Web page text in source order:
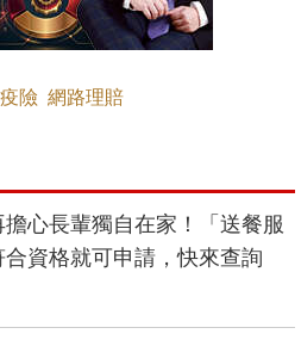
險 網路理賠
擔心長輩獨自在家！「送餐服
合資格就可申請，快來查詢